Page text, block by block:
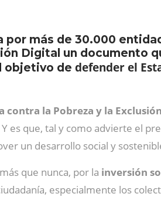
más de 30.000
Digital un documento
objetivo de defender el
contra la Pobreza y la
es que, tal y como advierte el
un desarrollo social y
que nunca, por la inversión
especialmente los